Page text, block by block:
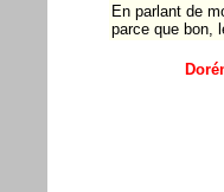
En parlant de
parce que bon,